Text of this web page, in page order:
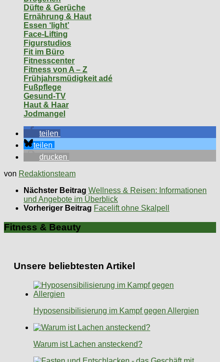
Düfte & Gerüche
Ernährung & Haut
Essen ‘light’
Face-Lifting
Figurstudios
Fit im Büro
Fitnesscenter
Fitness von A – Z
Frühjahrsmüdigkeit adé
Fußpflege
Gesund-TV
Haut & Haar
Jodmangel
teilen
teilen
drucken
von Redaktionsteam
Nächster Beitrag Wellness & Reisen: Informationen
und Angebote im Überblick
Vorheriger Beitrag Facelift ohne Skalpell
Fitness & Beauty
Unsere beliebtesten Artikel
Hyposensibilisierung im Kampf gegen Allergien
Warum ist Lachen ansteckend?